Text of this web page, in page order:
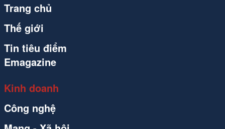
Trang chủ
Thế giới
Tin tiêu điểm
Emagazine
Kinh doanh
Công nghệ